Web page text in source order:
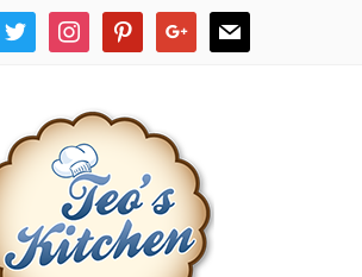
twitter instagrampinterestgoogle mail